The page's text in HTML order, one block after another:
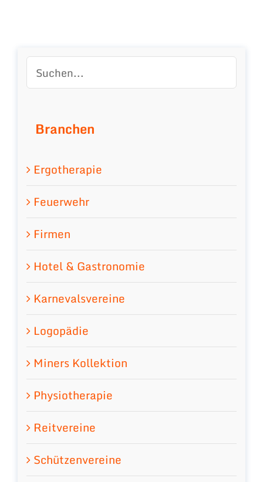
Branchen
Ergotherapie
Feuerwehr
Firmen
Hotel & Gastronomie
Karnevalsvereine
Logopädie
Miners Kollektion
Physiotherapie
Reitvereine
Schützenvereine